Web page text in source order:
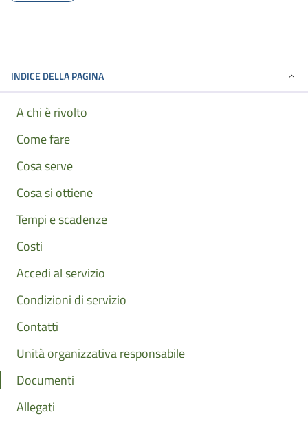
INDICE DELLA PAGINA
A chi è rivolto
Come fare
Cosa serve
Cosa si ottiene
Tempi e scadenze
Costi
Accedi al servizio
Condizioni di servizio
Contatti
Unità organizzativa responsabile
Documenti
Allegati